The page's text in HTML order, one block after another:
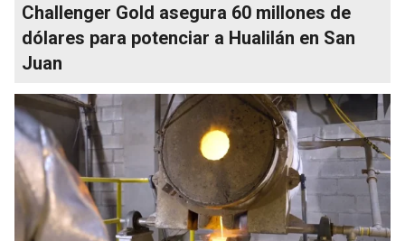
Challenger Gold asegura 60 millones de
dólares para potenciar a Hualilán en San
Juan